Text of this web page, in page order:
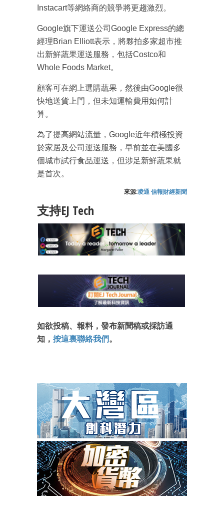
Instacart等網絡商的競爭將更趨激烈。
Google旗下運送公司Google Express的總
經理Brian Elliott表示，將夥拍多家超市推
出新鮮蔬果運送服務，包括Costco和
Whole Foods Market。
顧客可在網上選購蔬果，然後由Google很
快地送貨上門，但未知運輸費用如何計
算。
為了提高網站流量，Google近年積極投資
於家居及公司運送服務，早前並在美國多
個城市試行食品運送，但涉足新鮮蔬果就
是首次。
來源:凌通 信報財經新聞
支持EJ Tech
如欲投稿、報料，發布新聞稿或採訪通
知， 按這裏聯絡我們。
成為 EJ Tech 會員
最新資訊（附創業懶人包）
箱！